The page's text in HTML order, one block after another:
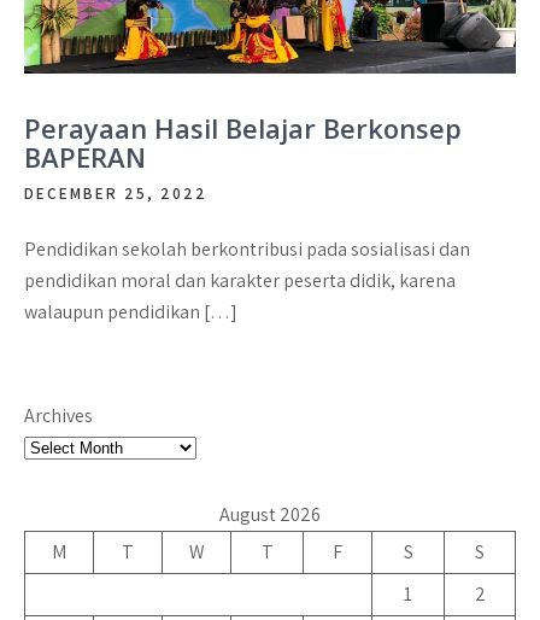
Perayaan Hasil Belajar Berkonsep
BAPERAN
DECEMBER 25, 2022
Pendidikan sekolah berkontribusi pada sosialisasi dan
pendidikan moral dan karakter peserta didik, karena
walaupun pendidikan […]
Archives
August 2026
M
T W T F S
S
1
2